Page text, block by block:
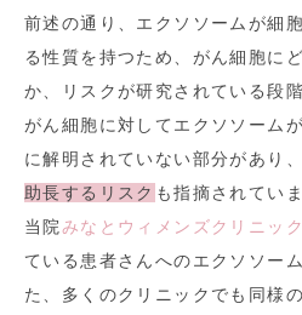
前述の通り、エクソソームが細
る性質を持つため、がん細胞に
か、リスクが研究されている段
がん細胞に対してエクソソーム
に解明されていない部分があり、
助長するリスク も指摘されていま
当院みなとウィメンズクリニック
ている患者さんへのエクソソー
た、多くのクリニックでも同様